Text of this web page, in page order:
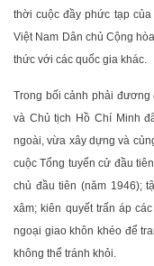
thời cuộc đầy phức tạp
Việt Nam Dân chủ Cộng
thức với các quốc gia khác.
Trong bối cảnh phải
và Chủ tịch Hồ Chí Minh
ngoài, vừa xây dựng và
cuộc Tổng tuyển cử đầu
chủ đầu tiên (năm 1946);
xâm; kiên quyết trấn áp
ngoại giao khôn khéo để
không thể tránh khỏi.